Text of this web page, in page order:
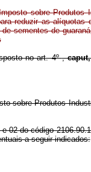
sobre Produtos
reduzir as
sementes de
no art. 4º,
sobre Produtos
02 do código
a seguir indicados: